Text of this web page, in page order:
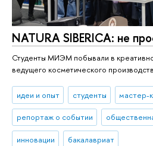
NATURA SIBERICA: не
Студенты МИЭМ побывали в
ведущего косметического
идеи и опыт студенты мастер-
репортаж о событии
инновации бакалавриат